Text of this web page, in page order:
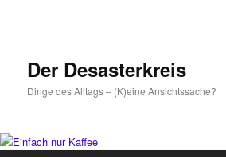
Der Desasterkreis
Dinge des Alltags – (K)eine Ansichtssache?